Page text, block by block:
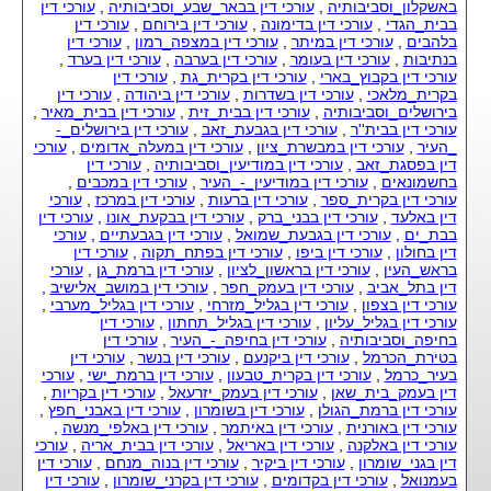
בסיס להצלחה במשפט.
עולם המשפט שלנו הפך עם
השנים לעולם מורכב ומסובך עד
כי
חשוב שעו"ד יתמחה בענפי
משפט ספציפיים על מנת שיוכל
לייצג
לקוח באופן אופטימאלי. בהתאם
לכך חשוב להדגיש, כי משרדנו
מתמחה בתחומים הספציפיים
בהם עוסק אתר זה ואינו עוסק
בתחום משפטי אחר. באופן הזה
כל לקוח יכול להיות אמון ובטוח,
כי עניינו נמצא בידיים בטוחות
ומקצועיות ביותר. בכל עת ניתן
ליצור עם עו"ד אליהו קייקוב קשר
הן באמצעות האפליקציה "ייעוץ
משפטי און ליין" והן באמצעות
אחת הדרכים המצויינות
באפליקציה
"צור קשר".
עו"ד אליהו קייקוב ישתדל ליתן
לכם מזור לבעיותיכם בהקדם
האפשרי.
ייעוץ משפטי יינתן ללא תשלום.
שירות בכל אזורי הארץ כולל במרכז \
בגוש דן, בדרום, בשפלה, בשרון,
תקשורת (רשום בפנקס המהנדסים).
בוגר מסלול חוקרים פרטיים של
היחידה הארצית לחקירות וביטחון.
בוגר המכון הישראלי לחוות דעת
מומחים ובוררים,
בהסמכת עדים מומחים ובהסמכת
בוררים.
ייחודה של טי.וי.קליפ - חקירות
משפטיות, באספקת פתרונות
מתקדמים
ואיכותיים בתחום הוידאו והסאונד,
המשלבים מומחיות בתחום החקירות
והמשפט.
השירותים העקריים:
• השבחת ראיות וידאו ושיפורי איכות
לצילום מצלמות אבטחה.
• השבחת ראיות סאונד, שיפורי
איכות וסינון רעשים.
• ניתוח ראיות וידאו ותמונות.
• ניתוח ראיות סאונד.
• בדיקת אותנטיות של הקלטות (
וידאו / סאונד ) וצילומים, איתור
עריכה / בישול.
• פענוח זירות עבירה מתיעוד צילומים
והקלטות.
• מתן חוות דעת מומחה לביהמ"ש.
באשקלון_וסביבותיה ,עורכי דין בבאר_שבע_וסביבותיה ,עורכי דין
בבית_הגדי ,עורכי דין בדימונה ,עורכי דין בירוחם ,עורכי דין
בלהבים ,עורכי דין במיתר ,עורכי דין במצפה_רמון ,עורכי דין
בנתיבות ,עורכי דין בעומר ,עורכי דין בערבה ,עורכי דין בערד
עורכי דין בקבוץ_בארי ,עורכי דין בקרית_גת ,עורכי דין
בקרית_מלאכי ,עורכי דין בשדרות ,עורכי דין ביהודה ,עורכי דין
בירושלים_וסביבותיה ,עורכי דין בבית_זית ,עורכי דין בבית_מאיר
עורכי דין בבית''ר ,עורכי דין בגבעת_זאב ,עורכי דין בירושלים_-
_העיר ,עורכי דין במבשרת_ציון ,עורכי דין במעלה_אדומים ,עורכי
דין בפסגת_זאב ,עורכי דין במודיעין_וסביבותיה ,עורכי דין
בחשמונאים ,עורכי דין במודיעין_-_העיר ,עורכי דין במכבים
עורכי דין בקרית_ספר ,עורכי דין ברעות ,עורכי דין במרכז ,עורכי
דין באלעד ,עורכי דין בבני_ברק ,עורכי דין בבקעת_אונו ,עורכי דין
בבת_ים ,עורכי דין בגבעת_שמואל ,עורכי דין בגבעתיים ,עורכי
דין בחולון ,עורכי דין ביפו ,עורכי דין בפתח_תקוה ,עורכי דין
בראש_העין ,עורכי דין בראשון_לציון ,עורכי דין ברמת_גן ,עורכי
דין בתל_אביב ,עורכי דין בעמק_חפר ,עורכי דין במושב_אלישיב
עורכי דין בצפון ,עורכי דין בגליל_מזרחי ,עורכי דין בגליל_מערבי
עורכי דין בגליל_עליון ,עורכי דין בגליל_תחתון ,עורכי דין
בחיפה_וסביבותיה ,עורכי דין בחיפה_-_העיר ,עורכי דין
בטירת_הכרמל ,עורכי דין ביקנעם ,עורכי דין בנשר ,עורכי דין
בעיר_כרמל ,עורכי דין בקרית_טבעון ,עורכי דין ברמת_ישי ,עורכי
דין בעמק_בית_שאן ,עורכי דין בעמק_יזרעאל ,עורכי דין בקריות
עורכי דין ברמת_הגולן ,עורכי דין בשומרון ,עורכי דין באבני_חפץ
עורכי דין באורנית ,עורכי דין באיתמר ,עורכי דין באלפי_מנשה
עורכי דין באלקנה ,עורכי דין באריאל ,עורכי דין בבית_אריה ,עורכי
דין בגני_שומרון ,עורכי דין ביקיר ,עורכי דין בנוה_מנחם ,עורכי דין
בעמנואל ,עורכי דין בקדומים ,עורכי דין בקרני_שומרון ,עורכי דין